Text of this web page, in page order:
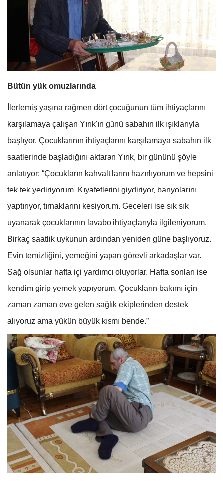
Bütün yük omuzlarında
İlerlemiş yaşına rağmen dört çocuğunun tüm ihtiyaçlarını
karşılamaya çalışan Yırık'ın günü sabahın ilk ışıklarıyla
başlıyor. Çocuklarının ihtiyaçlarını karşılamaya sabahın ilk
saatlerinde başladığını aktaran Yırık, bir gününü şöyle
anlatıyor: “Çocukların kahvaltılarını hazırlıyorum ve hepsini
tek tek yediriyorum. Kıyafetlerini giydiriyor, banyolarını
yaptırıyor, tırnaklarını kesiyorum. Geceleri ise sık sık
uyanarak çocuklarının lavabo ihtiyaçlarıyla ilgileniyorum.
Birkaç saatlik uykunun ardından yeniden güne başlıyoruz.
Evin temizliğini, yemeğini yapan görevli arkadaşlar var.
Sağ olsunlar hafta içi yardımcı oluyorlar. Hafta sonları ise
kendim girip yemek yapıyorum. Çocukların bakımı için
zaman zaman eve gelen sağlık ekiplerinden destek
alıyoruz ama yükün büyük kısmı bende.”